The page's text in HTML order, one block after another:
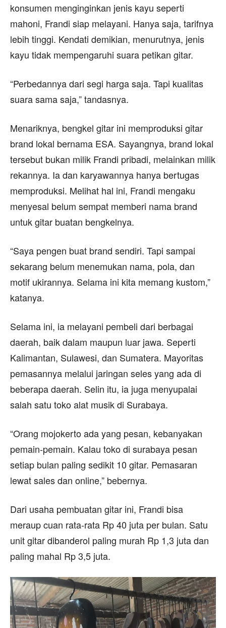
konsumen menginginkan jenis kayu seperti
mahoni, Frandi siap melayani. Hanya saja, tarifnya
lebih tinggi. Kendati demikian, menurutnya, jenis
kayu tidak mempengaruhi suara petikan gitar.
“Perbedannya dari segi harga saja. Tapi kualitas
suara sama saja,” tandasnya.
Menariknya, bengkel gitar ini memproduksi gitar
brand lokal bernama ESA. Sayangnya, brand lokal
tersebut bukan milik Frandi pribadi, melainkan milik
rekannya. Ia dan karyawannya hanya bertugas
memproduksi. Melihat hal ini, Frandi mengaku
menyesal belum sempat memberi nama brand
untuk gitar buatan bengkelnya.
“Saya pengen buat brand sendiri. Tapi sampai
sekarang belum menemukan nama, pola, dan
motif ukirannya. Selama ini kita memang kustom,”
katanya.
Selama ini, ia melayani pembeli dari berbagai
daerah, baik dalam maupun luar jawa. Seperti
Kalimantan, Sulawesi, dan Sumatera. Mayoritas
pemasannya melalui jaringan seles yang ada di
beberapa daerah. Selin itu, ia juga menyupalai
salah satu toko alat musik di Surabaya.
“Orang mojokerto ada yang pesan, kebanyakan
pemain-pemain. Kalau toko di surabaya pesan
setiap bulan paling sedikit 10 gitar. Pemasaran
lewat sales dan online,” bebernya.
Dari usaha pembuatan gitar ini, Frandi bisa
meraup cuan rata-rata Rp 40 juta per bulan. Satu
unit gitar dibanderol paling murah Rp 1,3 juta dan
paling mahal Rp 3,5 juta.